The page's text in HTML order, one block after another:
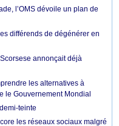
l’OMS dévoile un plan de
différends de dégénérer en
annonçait déjà
les alternatives à
le Gouvernement Mondial
teinte
les réseaux sociaux malgré